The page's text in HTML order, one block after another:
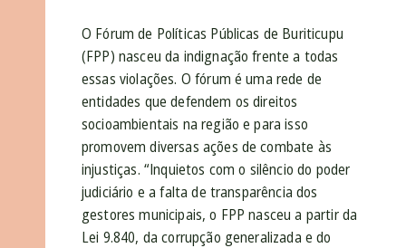
O Fórum de Políticas Públicas de Buriticupu
(FPP) nasceu da indignação frente a todas
essas violações. O fórum é uma rede de
entidades que defendem os direitos
socioambientais na região e para isso
promovem diversas ações de combate às
injustiças. “Inquietos com o silêncio do poder
judiciário e a falta de transparência dos
gestores municipais, o FPP nasceu a partir da
Lei 9.840, da corrupção generalizada e do